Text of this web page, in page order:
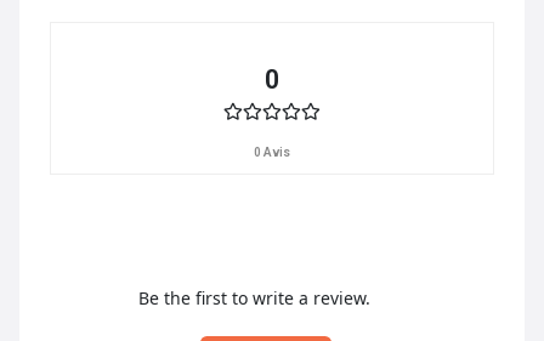
0
0 Avis
Be the first to write a review.